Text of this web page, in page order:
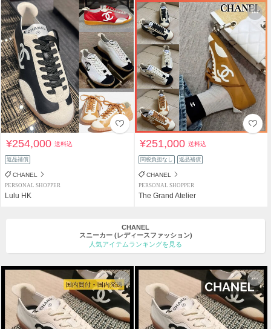
¥254,000送料込
返品補償
CHANEL
PERSONAL SHOPPER
Lulu HK
¥251,000送料込
関税負担なし 返品補償
CHANEL
PERSONAL SHOPPER
The Grand Atelier
CHANEL
スニーカー (レディースファッション)
人気アイテムランキングを見る